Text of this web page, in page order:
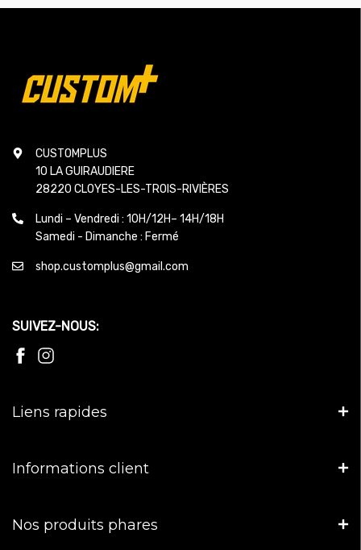
CUSTOMPLUS
10 LA GUIRAUDIERE
28220 CLOYES-LES-TROIS-RIVIÈRES
Lundi – Vendredi : 10H/12H– 14H/18H
Samedi - Dimanche : Fermé
shop.customplus@gmail.com
SUIVEZ-NOUS:
Liens rapides
Informations client
Nos produits phares